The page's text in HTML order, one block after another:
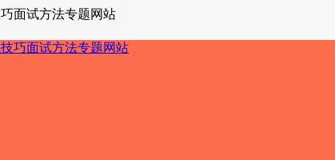
面试方法专题网站